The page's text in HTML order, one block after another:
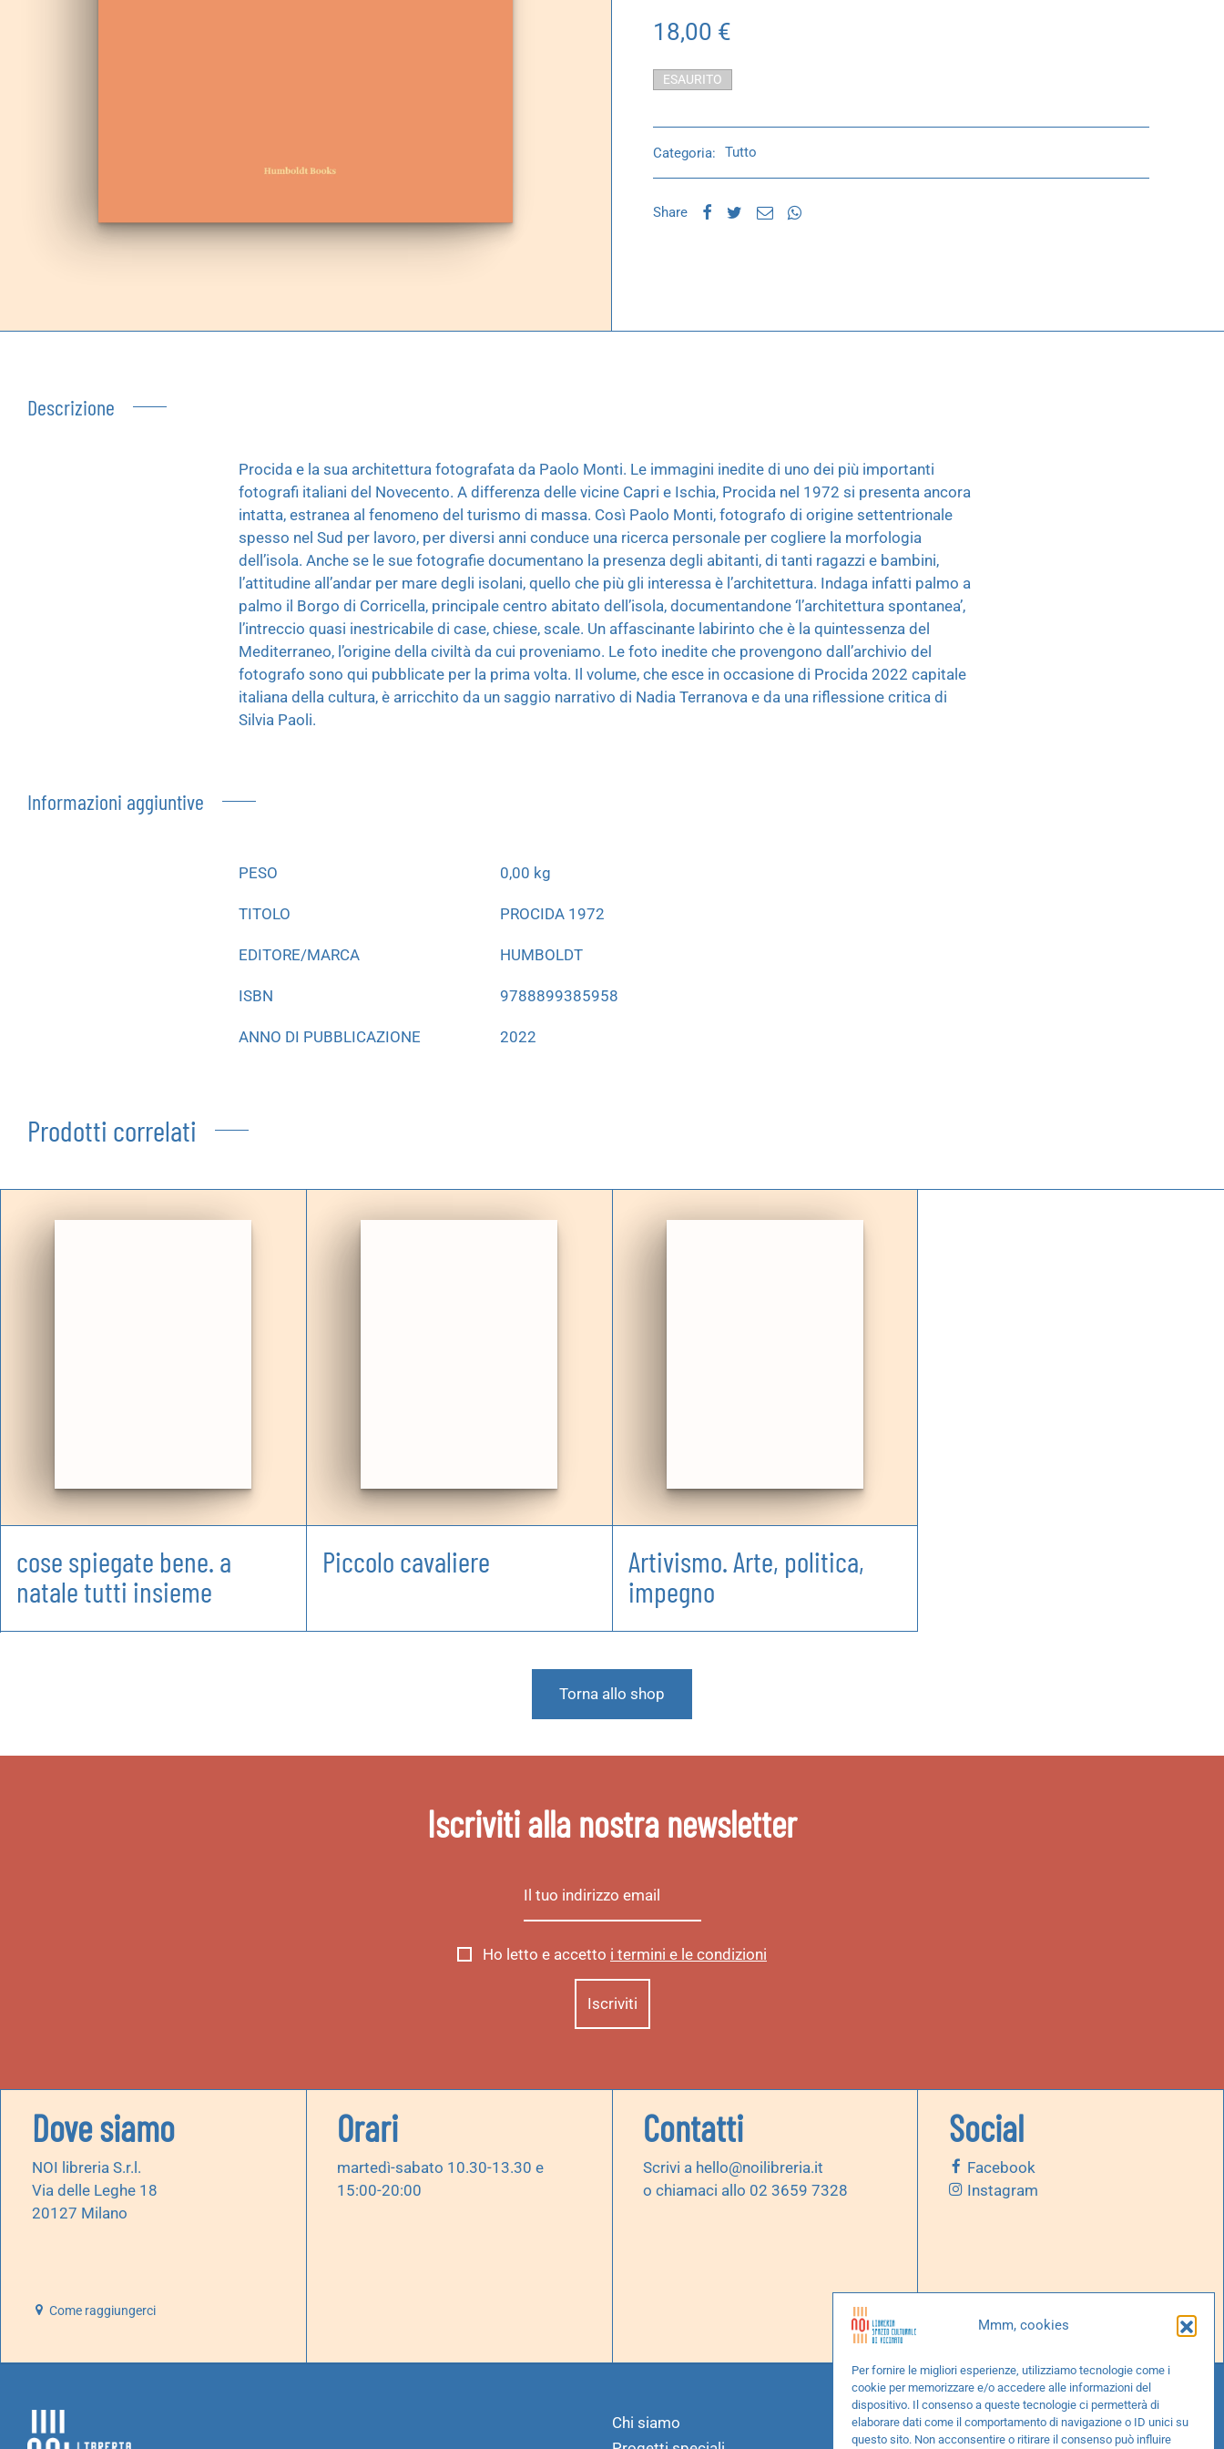
Mmm, cookies
Per fornire le migliori esperienze, utilizziamo tecnologie come i
cookie per memorizzare e/o accedere alle informazioni del
dispositivo. Il consenso a queste tecnologie ci permetterà di
elaborare dati come il comportamento di navigazione o ID unici su
questo sito. Non acconsentire o ritirare il consenso può influire
18,00 €
ESAURITO
Categoria: Tutto
Share
Descrizione
Procida e la sua architettura fotografata da Paolo Monti. Le immagini inedite di uno dei più importanti
fotografi italiani del Novecento. A differenza delle vicine Capri e Ischia, Procida nel 1972 si presenta ancora
intatta, estranea al fenomeno del turismo di massa. Così Paolo Monti, fotografo di origine settentrionale
spesso nel Sud per lavoro, per diversi anni conduce una ricerca personale per cogliere la morfologia
dell’isola. Anche se le sue fotografie documentano la presenza degli abitanti, di tanti ragazzi e bambini,
l’attitudine all’andar per mare degli isolani, quello che più gli interessa è l’architettura. Indaga infatti palmo a
palmo il Borgo di Corricella, principale centro abitato dell’isola, documentandone ‘l’architettura spontanea’,
l’intreccio quasi inestricabile di case, chiese, scale. Un affascinante labirinto che è la quintessenza del
Mediterraneo, l’origine della civiltà da cui proveniamo. Le foto inedite che provengono dall’archivio del
fotografo sono qui pubblicate per la prima volta. Il volume, che esce in occasione di Procida 2022 capitale
italiana della cultura, è arricchito da un saggio narrativo di Nadia Terranova e da una riflessione critica di
Silvia Paoli.
Informazioni aggiuntive
PESO 0,00 kg
TITOLO PROCIDA 1972
EDITORE/MARCA HUMBOLDT
ISBN 9788899385958
ANNO DI PUBBLICAZIONE 2022
Prodotti correlati
cose spiegate bene. a
natale tutti insieme
Piccolo cavaliere
Artivismo. Arte, politica,
impegno
Torna allo shop
Iscriviti alla nostra newsletter
Ho letto e accetto i termini e le condizioni
Dove siamo
NOI libreria S.r.l.
Via delle Leghe 18
20127 Milano
Come raggiungerci
Orari
martedì-sabato 10.30-13.30 e
15:00-20:00
Contatti
Scrivi a hello@noilibreria.it
o chiamaci allo 02 3659 7328
Social
Facebook
Instagram
Chi siamo